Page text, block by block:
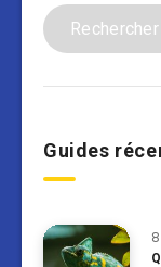
Guides